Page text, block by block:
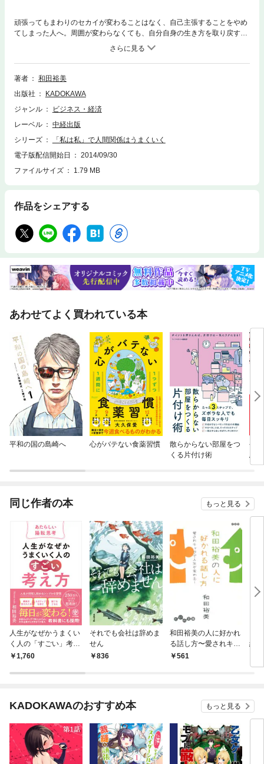
頑張ってもまわりのセカイが変わることはなく、自己主張することをやめ
てしまった人へ。周囲が変わらなくても、自分自身の生き方を取り戻すこ
とは誰にだってできます。生きているうちに「主役」をやってみません
著者
和田裕美
出版社
KADOKAWA
ジャンル
ビジネス・経済
レーベル
中経出版
シリーズ
「私は私」で人間関係はうまくいく
電子版配信開始日
2014/09/30
ファイルサイズ
1.79 MB
作品をシェアする
あわせてよく買われている本
平和の国の島崎へ 心がバテない食薬習慣
散らからない部屋をつ
くる片付け術
今
思
ネ
同じ作者の本 もっと見る
人生がなぜかうまくい
く人の「すごい」考え
方～あたらしい陽転思
1,760
それでも会社は辞めま
せん
836
和田裕美の人に好かれ
る話し方〜愛されキャ
ラで人生が変わる！
561
続
KADOKAWAのおすすめ本 もっと見る